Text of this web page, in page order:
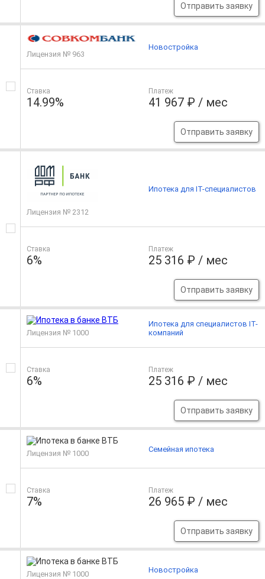
Отправить заявку
Лицензия № 963
Ставка
14.99%
Платеж
41 967 ₽ / мес
Отправить заявку
Новостройка
Лицензия № 2312
Ставка
6%
Платеж
25 316 ₽ / мес
Отправить заявку
Ипотека для IT-специалистов
Лицензия № 1000
Ставка
6%
Платеж
25 316 ₽ / мес
Отправить заявку
Ипотека для специалистов IT-
компаний
Лицензия № 1000
Ставка
7%
Платеж
26 965 ₽ / мес
Отправить заявку
Семейная ипотека
Лицензия № 1000 Новостройка